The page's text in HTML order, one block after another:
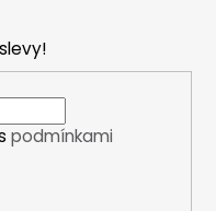
podmínkami